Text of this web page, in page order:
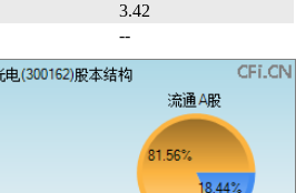
3.42
--